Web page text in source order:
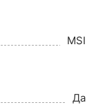
MSI
Да